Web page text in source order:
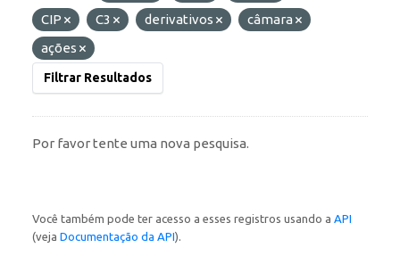
CIP
C3 derivativos
câmara
ações
Filtrar Resultados
Por favor tente uma nova pesquisa.
Você também pode ter acesso a esses registros usando a API
(veja Documentação da API).